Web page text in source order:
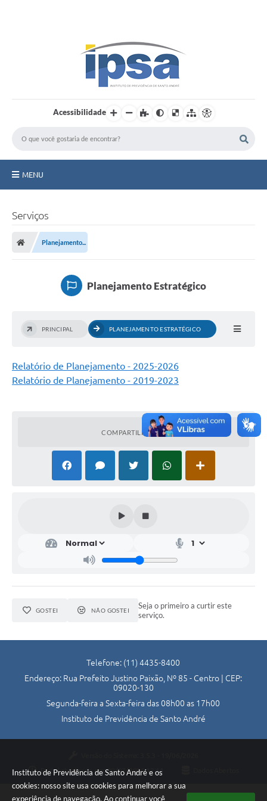
Instituto de Previdência de Santo André e os
cookies: nosso site usa cookies para melhorar a sua
experiência de navegação. Ao continuar você
Acessibilidade
MENU
Benefícios
Serviços
Planejamento...
Planejamento Estratégico
PRINCIPAL PLANEJAMENTO ESTRATÉGICO
Relatório de Planejamento - 2025-2026
Relatório de Planejamento - 2019-2023
COMPARTILHAR
GOSTEI NÃO GOSTEI
Seja o primeiro a curtir este
serviço.
Telefone: (11) 4435-8400
Endereço: Rua Prefeito Justino Paixão, Nº 85 - Centro | CEP:
09020-130
Segunda-feira a Sexta-feira das 08h00 as 17h00
Instituto de Previdência de Santo André
Portal atualizado em:30/07/2026 12:11